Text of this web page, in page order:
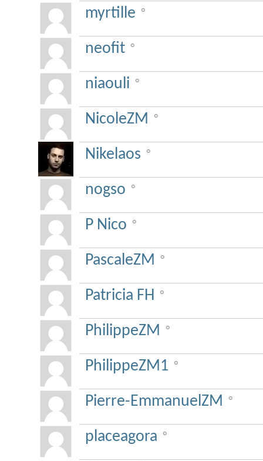
myrtille
neofit
niaouli
NicoleZM
Nikelaos
nogso
P Nico
PascaleZM
Patricia FH
PhilippeZM
PhilippeZM1
Pierre-EmmanuelZM
placeagora